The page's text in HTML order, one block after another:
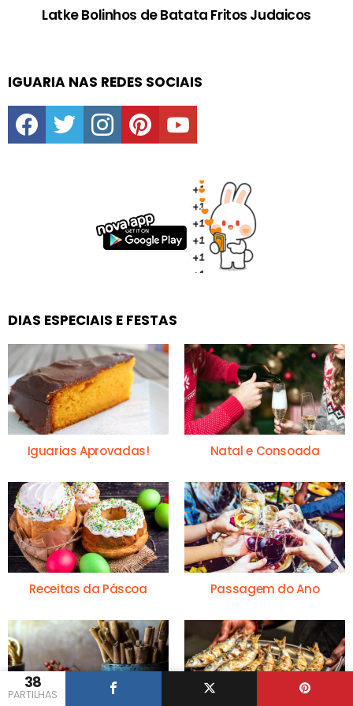
38
PARTILHAS
Latke Bolinhos de Batata Fritos Judaicos
IGUARIA NAS REDES SOCIAIS
facebooktwitter instagrampinterestyoutube
DIAS ESPECIAIS E FESTAS
Iguarias Aprovadas! Natal e Consoada
Receitas da Páscoa Passagem do Ano